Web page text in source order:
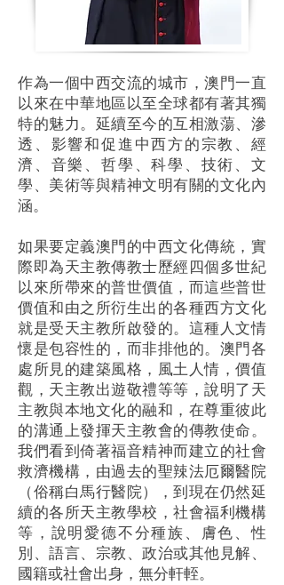
作為一個中西交流的城市，澳門一直
以來在中華地區以至全球都有著其獨
特的魅力。延續至今的互相激蕩、滲
透、影響和促進中西方的宗教、經
濟、音樂、哲學、科學、技術、文
學、美術等與精神文明有關的文化內
涵。
如果要定義澳門的中西文化傳統，實
際即為天主教傳教士歷經四個多世紀
以來所帶來的普世價值，而這些普世
價值和由之所衍生出的各種西方文化
就是受天主教所啟發的。這種人文情
懷是包容性的，而非排他的。澳門各
處所見的建築風格，風土人情，價值
觀，天主教出遊敬禮等等，說明了天
主教與本地文化的融和，在尊重彼此
的溝通上發揮天主教會的傳教使命。
我們看到倚著福音精神而建立的社會
救濟機構，由過去的聖辣法厄爾醫院
（俗稱白馬行醫院），到現在仍然延
續的各所天主教學校，社會福利機構
等，說明愛德不分種族、膚色、性
別、語言、宗教、政治或其他見解、
國籍或社會出身，無分軒輊。